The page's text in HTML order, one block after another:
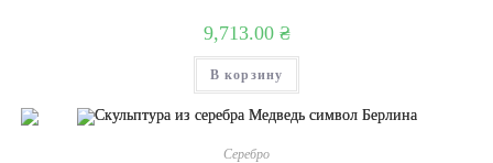
9,713.00 ₴
В корзину
Серебро